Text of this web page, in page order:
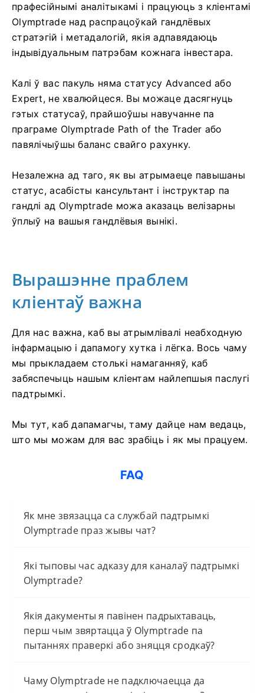
прафесійнымі аналітыкамі і працуюць з кліентамі
Olymptrade над распрацоўкай гандлёвых
стратэгій і метадалогій, якія адпавядаюць
індывідуальным патрэбам кожнага інвестара.
Калі ў вас пакуль няма статусу Advanced або
Expert, не хвалюйцеся. Вы можаце дасягнуць
гэтых статусаў, прайшоўшы навучанне па
праграме Olymptrade Path of the Trader або
павялічыўшы баланс свайго рахунку.
Незалежна ад таго, як вы атрымаеце павышаны
статус, асабісты кансультант і інструктар па
гандлі ад Olymptrade можа аказаць велізарны
ўплыў на вашыя гандлёвыя вынікі.
Вырашэнне праблем
кліентаў важна
Для нас важна, каб вы атрымлівалі неабходную
інфармацыю і дапамогу хутка і лёгка. Вось чаму
мы прыкладаем столькі намаганняў, каб
забяспечыць нашым кліентам найлепшыя паслугі
падтрымкі.
Мы тут, каб дапамагчы, таму дайце нам ведаць,
што мы можам для вас зрабіць і як мы працуем.
FAQ
Як мне звязацца са службай падтрымкі
Olymptrade праз жывы чат?
Які тыповы час адказу для каналаў падтрымкі
Olymptrade?
Якія дакументы я павінен падрыхтаваць,
перш чым звяртацца ў Olymptrade па
пытаннях праверкі або зняцця сродкаў?
Чаму Olymptrade не падключаецца да